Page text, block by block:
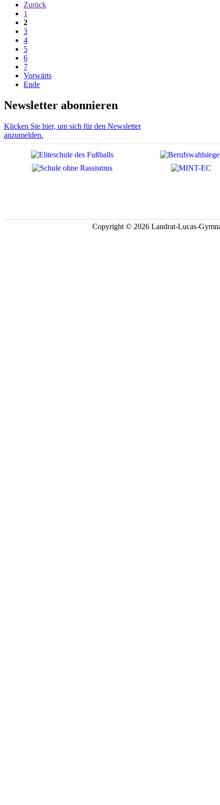
Zurück
1
2
3
4
5
6
7
Vorwärts
Ende
Newsletter abonnieren
Klicken Sie hier, um sich für den Newsletter
anzumelden.
Copyright © 2026 Landrat-Lucas-